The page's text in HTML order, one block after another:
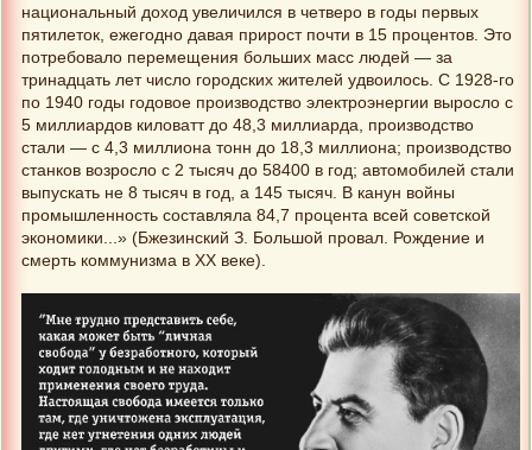
национальный доход увеличился в четверо в годы первых
пятилеток, ежегодно давая прирост почти в 15 процентов. Это
потребовало перемещения больших масс людей — за
тринадцать лет число городских жителей удвоилось. С 1928-го
по 1940 годы годовое производство электроэнергии выросло с
5 миллиардов киловатт до 48,3 миллиарда, производство
стали — с 4,3 миллиона тонн до 18,3 миллиона; производство
станков возросло с 2 тысяч до 58400 в год; автомобилей стали
выпускать не 8 тысяч в год, а 145 тысяч. В канун войны
промышленность составляла 84,7 процента всей советской
экономики...» (Бжезинский З. Большой провал. Рождение и
смерть коммунизма в ХХ веке).